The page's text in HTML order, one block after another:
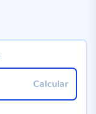
Calcular